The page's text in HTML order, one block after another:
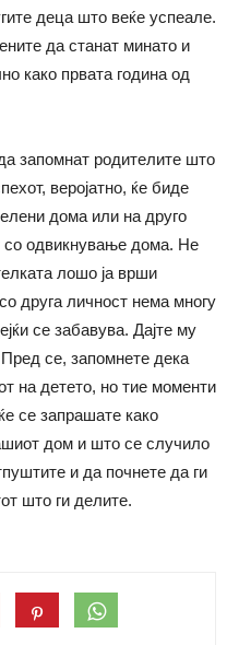
деца што веќе успеале.
да станат минато и
како првата година од
запомнат родителите што
веројатно, ќе биде
дома или на друго
со одвикнување дома. Не
лошо ја врши
друга личност нема многу
се забавува. Дајте му
сe, запомнете дека
на детето, но тие моменти
се запрашате како
дом и што се случило
и да почнете да ги
што ги делите.